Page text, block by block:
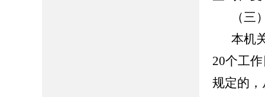
（三
本机
20个工
规定的